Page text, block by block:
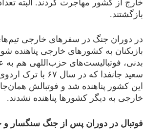
خارج از کشور مهاجرت کردند. البته
بازگشتند.
در دوران جنگ در سفرهای خارجی
بازیکنان به کشورهای خارجی پناهنده
بدنی، فوتبالیست‌های حزب‌اللهی هم
سعید جانفدا که
این کشور پناهنده شد و فوتبالش
خارجی به دیگر کشورها پناهنده نشدند.
فوتبال در دوران پس از جنگ سنگسار و